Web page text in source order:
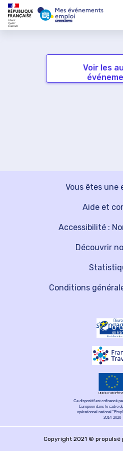
Voir les
Vous êtes une
Découvrir
Aide et
Accessibilité :
Conditions
Ce dispositif est cofinancé
Européen dans le cadre
opérationnel national
2014-2020
Copyright 2021 © propulsé